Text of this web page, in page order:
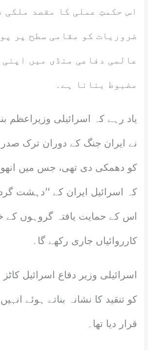
اس حکمتِ عملی کا مقصد ملکی
ضروریات کو مقامی سطح پر
عالمی دفاعی منڈی میں اپنی
مضبوط بنانا ہے۔
یاد رہے کہ اسرائیلی وزیراعظم
نے ایران جنگ کے دوران ترک
کو دھمکی دی تھی، جس میں
کہ اسرائیل ایران کے ’’دہشت گرد
اس کے حمایت یافتہ گروہوں کے
کارروائیاں جاری رکھے گا۔
اسرائیلی وزیر دفاع اسرائیل
کو تنقید کا نشانہ بناتے ہوئے
قرار دیا تھا۔